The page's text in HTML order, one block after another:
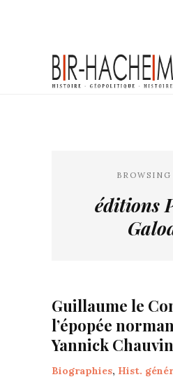
éditions
Guillaume le
l’épopée
Yannick
Biographies, Hist.